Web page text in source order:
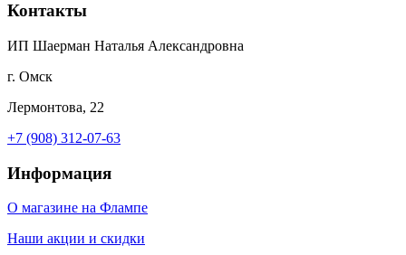
Контакты
ИП Шаерман Наталья Александровна
г. Омск
Лермонтова, 22
+7 (908) 312-07-63
Информация
О магазине на Флампе
Наши акции и скидки